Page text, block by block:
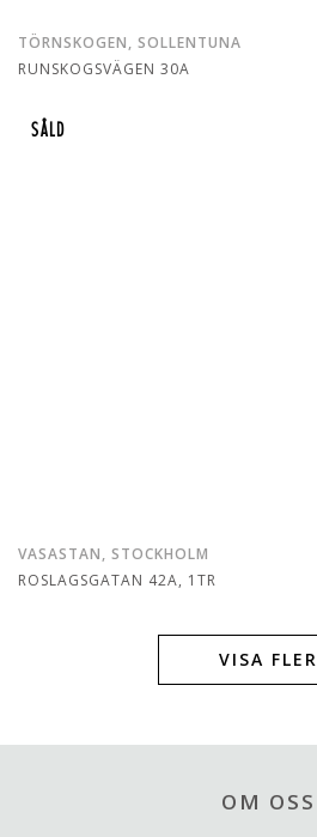
TÖRNSKOGEN, SOLLENTUNA
RUNSKOGSVÄGEN 30A
SÅLD
VASASTAN, STOCKHOLM
ROSLAGSGATAN 42A, 1TR
VISA FLER
OM OSS